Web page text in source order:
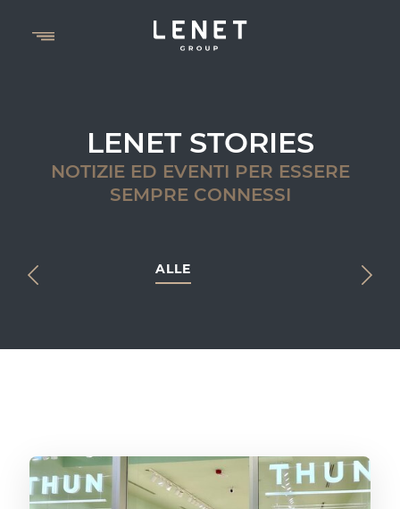
LENET STORIES
NOTIZIE ED EVENTI PER ESSERE
SEMPRE CONNESSI
ALLE